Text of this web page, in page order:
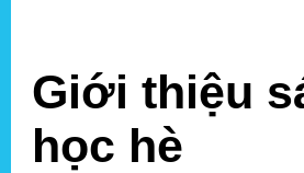
Giới thiệu
học hè